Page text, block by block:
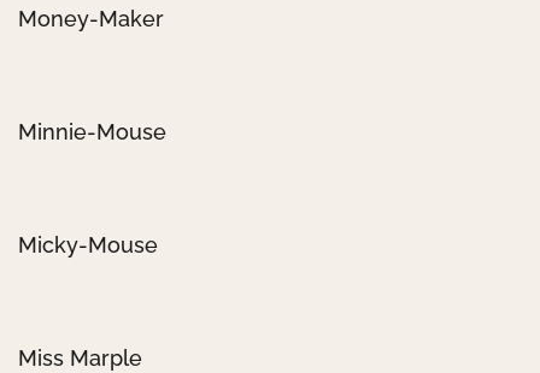
Money-Maker
Minnie-Mouse
Micky-Mouse
Miss Marple